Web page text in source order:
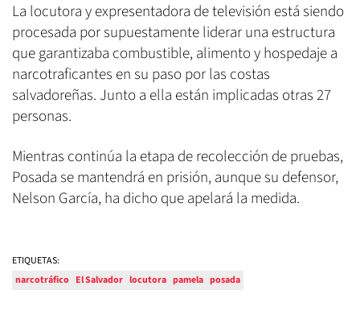
La locutora y expresentadora de televisión está siendo
procesada por supuestamente liderar una estructura
que garantizaba combustible, alimento y hospedaje a
narcotraficantes en su paso por las costas
salvadoreñas. Junto a ella están implicadas otras 27
personas.
Mientras continúa la etapa de recolección de pruebas,
Posada se mantendrá en prisión, aunque su defensor,
Nelson García, ha dicho que apelará la medida.
ETIQUETAS:
narcotráfico El Salvador locutora pamela posada